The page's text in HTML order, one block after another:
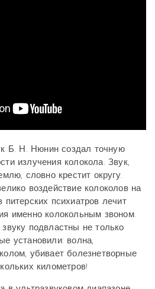
Б. Н. Нюнин создал точную
излучения колокола. Звук,
словно крестит округу.
воздействие колоколов на
психиатров лечит
именно колокольным звоном.
подвластны не только
установили: волна,
убивает болезнетворные
километров!